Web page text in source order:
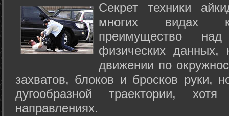
Секрет техники
многих видах
преимущество
физических данных,
движении по
захватов, блоков и бросков руки,
дугообразной траектории,
направлениях.